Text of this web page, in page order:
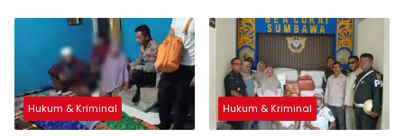
Hukum & Kriminal Hukum & Kriminal